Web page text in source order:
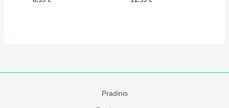
Pradinis